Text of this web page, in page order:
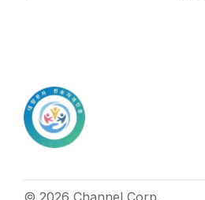
© 2026 Channel Corp.